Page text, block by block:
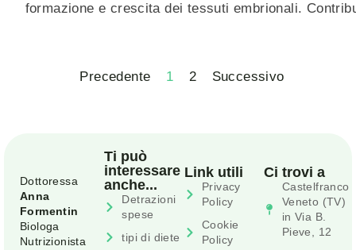
formazione e crescita dei tessuti embrionali.
Precedente 1 2 Successivo
Dottoressa
Anna
Formentin
Biologa
Nutrizionista
Ti può
interessare
anche...
Detrazioni
spese
tipi di diete
Link utili
Privacy
Policy
Cookie
Policy
Ci trovi a
Castelfranco
Veneto (TV)
in Via B.
Pieve, 12